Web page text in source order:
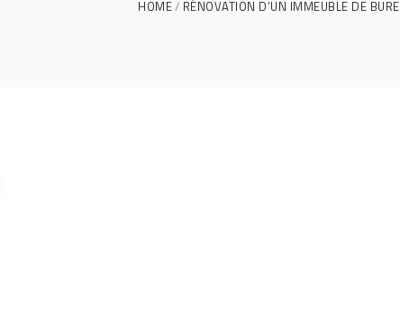
HOME RÉNOVATION D’UN IMMEUBLE DE